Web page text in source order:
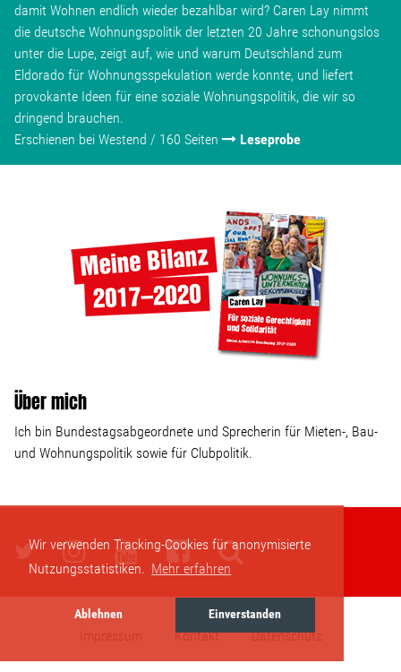
Wir verwenden Tracking-Cookies für anonymisierte
Nutzungsstatistiken. Mehr erfahren
Ablehnen Einverstanden
damit Wohnen endlich wieder bezahlbar wird? Caren Lay nimmt
die deutsche Wohnungspolitik der letzten 20 Jahre schonungslos
unter die Lupe, zeigt auf, wie und warum Deutschland zum
Eldorado für Wohnungsspekulation werde konnte, und liefert
provokante Ideen für eine soziale Wohnungspolitik, die wir so
dringend brauchen.
Erschienen bei Westend / 160 Seiten
Leseprobe
Über mich
Ich bin Bundestagsabgeordnete und Sprecherin für Mieten-, Bau-
und Wohnungspolitik sowie für Clubpolitik.
Impressum Kontakt Datenschutz